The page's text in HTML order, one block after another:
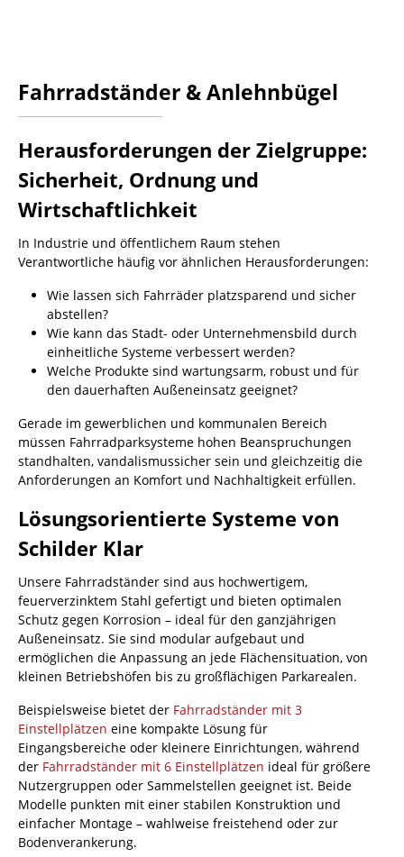
Fahrradständer & Anlehnbügel
Herausforderungen der Zielgruppe:
Sicherheit, Ordnung und
Wirtschaftlichkeit
In Industrie und öffentlichem Raum stehen
Verantwortliche häufig vor ähnlichen Herausforderungen:
Wie lassen sich Fahrräder platzsparend und sicher
abstellen?
Wie kann das Stadt- oder Unternehmensbild durch
einheitliche Systeme verbessert werden?
Welche Produkte sind wartungsarm, robust und für
den dauerhaften Außeneinsatz geeignet?
Gerade im gewerblichen und kommunalen Bereich
müssen Fahrradparksysteme hohen Beanspruchungen
standhalten, vandalismussicher sein und gleichzeitig die
Anforderungen an Komfort und Nachhaltigkeit erfüllen.
Lösungsorientierte Systeme von
Schilder Klar
Unsere Fahrradständer sind aus hochwertigem,
feuerverzinktem Stahl gefertigt und bieten optimalen
Schutz gegen Korrosion – ideal für den ganzjährigen
Außeneinsatz. Sie sind modular aufgebaut und
ermöglichen die Anpassung an jede Flächensituation, von
kleinen Betriebshöfen bis zu großflächigen Parkarealen.
Beispielsweise bietet der Fahrradständer mit 3
Einstellplätzen eine kompakte Lösung für
Eingangsbereiche oder kleinere Einrichtungen, während
der Fahrradständer mit 6 Einstellplätzen ideal für größere
Nutzergruppen oder Sammelstellen geeignet ist. Beide
Modelle punkten mit einer stabilen Konstruktion und
einfacher Montage – wahlweise freistehend oder zur
Bodenverankerung.